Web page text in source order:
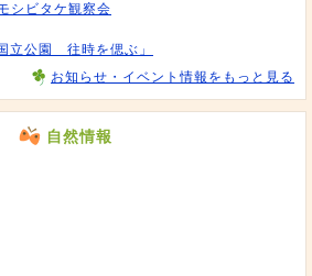
シビタケ観察会
立公園 往時を偲ぶ」
お知らせ・イベント情報をもっと見る
自然情報